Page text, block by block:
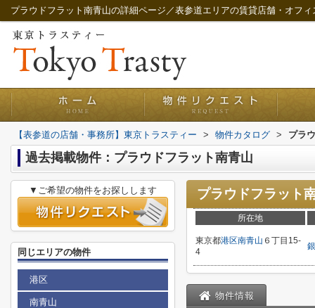
プラウドフラット南青山の詳細ページ／表参道エリアの賃貸店舗・オフ
【表参道の店舗・事務所】東京トラスティー > 物件カタログ > プラ
過去掲載物件：プラウドフラット南青山
プラウドフラット
所在地
東京都港区南青山 ６丁目15-
4
物件情報
▼ご希望の物件をお探しします
同じエリアの物件
港区
南青山